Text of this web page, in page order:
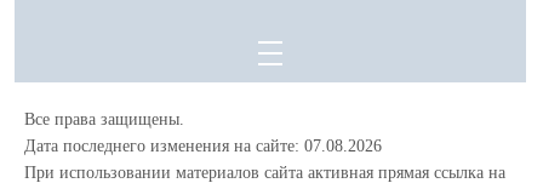
Все права защищены.
Дата последнего изменения на сайте: 07.08.2026
При использовании материалов сайта активная прямая ссылка на